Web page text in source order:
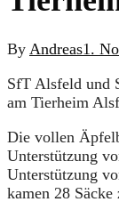
By Andreas1.
SfT Alsfeld und
am Tierheim
Die vollen
Unterstützung
Unterstützung
kamen 28 Säcke